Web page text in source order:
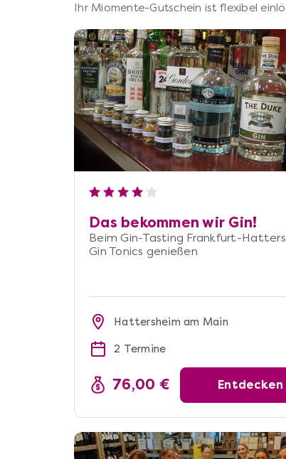
Ihr Miomente-Gutschein ist flexibel
Das bekommen wir Gin!
Beim Gin-Tasting Frankfurt-
Gin Tonics genießen
Hattersheim am Main
2 Termine
76,00 € Entdecken